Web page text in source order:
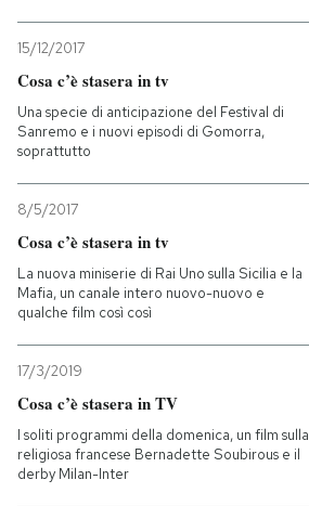
AREA PERSONALE
Entra
15/12/2017
Cosa c’è stasera in tv
Una specie di anticipazione del Festival di
Sanremo e i nuovi episodi di Gomorra,
soprattutto
8/5/2017
Cosa c’è stasera in tv
La nuova miniserie di Rai Uno sulla Sicilia e la
Mafia, un canale intero nuovo-nuovo e
qualche film così così
17/3/2019
Cosa c’è stasera in TV
I soliti programmi della domenica, un film sulla
religiosa francese Bernadette Soubirous e il
derby Milan-Inter